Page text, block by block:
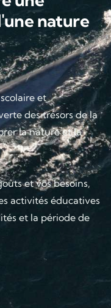
nature
et
des trésors de la
la nature et la
et vos besoins,
activités éducatives
et la période de